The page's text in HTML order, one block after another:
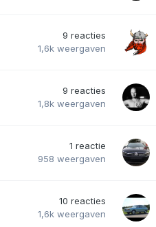
9 reacties
1,6k weergaven
9 reacties
1,8k weergaven
1 reactie
958 weergaven
10 reacties
1,6k weergaven